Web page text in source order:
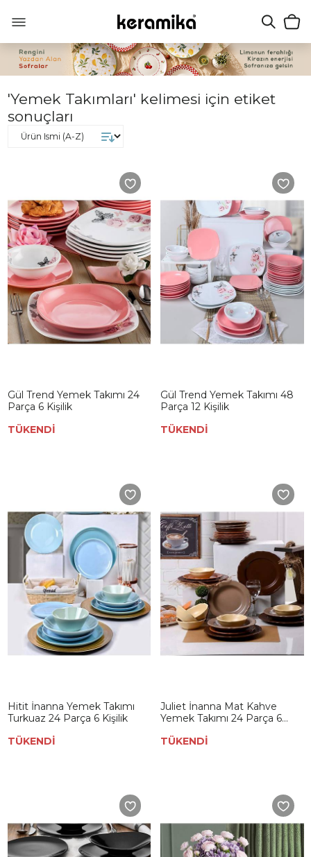
'Yemek Takımları' kelimesi için etiket
sonuçları
Gül Trend Yemek Takımı 24
Parça 6 Kişilik
TÜKENDİ
Gül Trend Yemek Takımı 48
Parça 12 Kişilik
TÜKENDİ
Hitit İnanna Yemek Takımı
Turkuaz 24 Parça 6 Kişilik
TÜKENDİ
Juliet İnanna Mat Kahve
Yemek Takımı 24 Parça 6
TÜKENDİ